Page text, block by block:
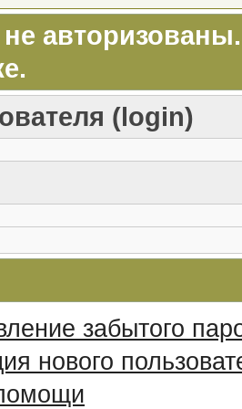
(login)
забытого
нового